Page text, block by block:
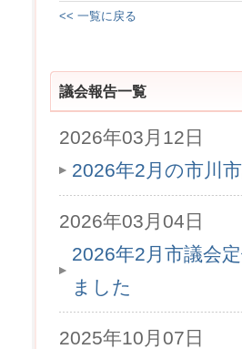
<< 一覧に戻る
議会報告一覧
2026年03月12日
2026年2月の市川
2026年03月04日
2026年2月市議会
ました
2025年10月07日